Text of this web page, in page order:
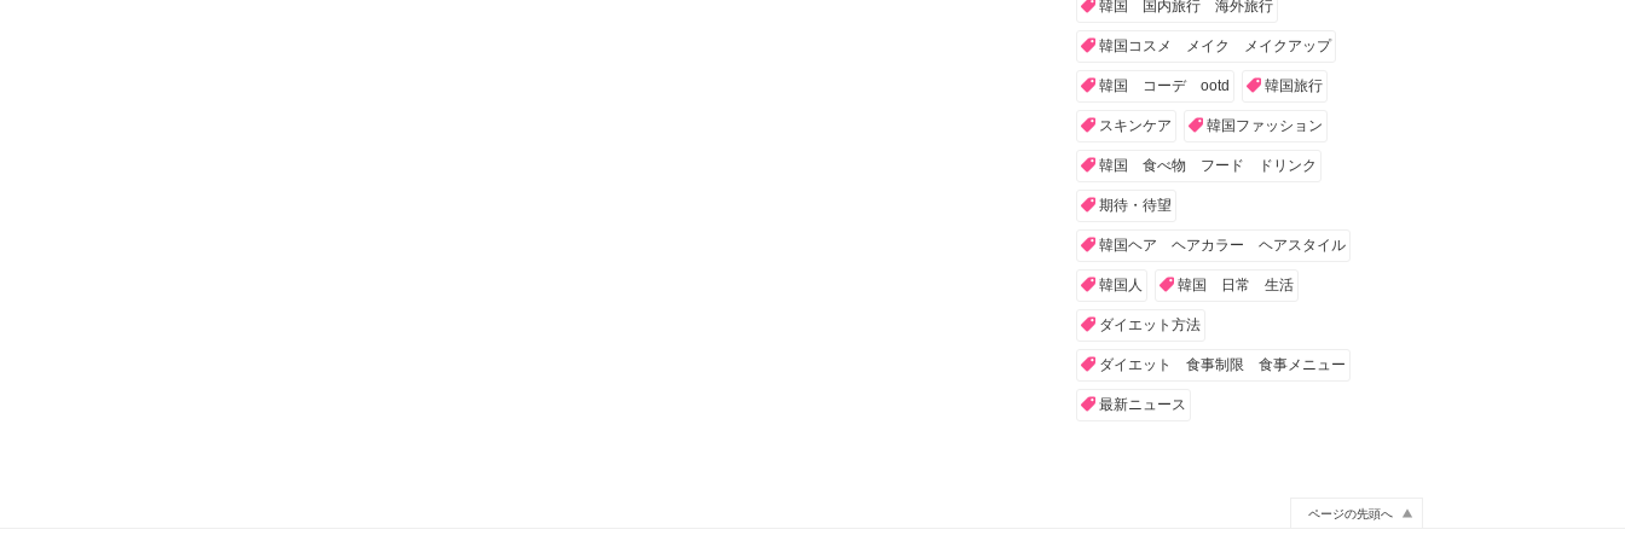
韓国 国内旅行 海外旅行
韓国コスメ メイク メイクアップ
韓国 コーデ ootd 韓国旅行
スキンケア 韓国ファッション
韓国 食べ物 フード ドリンク
期待・待望
韓国ヘア ヘアカラー ヘアスタイル
韓国人 韓国 日常 生活
ダイエット方法
ダイエット 食事制限 食事メニュー
最新ニュース
ページの先頭へ